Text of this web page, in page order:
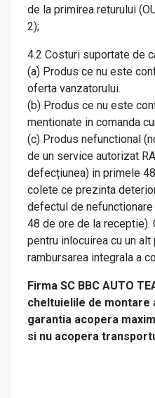
de la primirea returului
2);
4.2 Costuri suportate de
(a) Produs ce nu este
oferta vanzatorului.
(b) Produs ce nu este
mentionate in comanda
(c) Produs nefunctional
de un service autorizat
defecțiunea) in primele
colete ce prezinta
defectul de
48 de ore de la receptie).
pentru inlocuirea cu un
rambursarea integrala a
Firma SC BBC AUTO
cheltuielile de montare
garantia acopera
si nu acopera